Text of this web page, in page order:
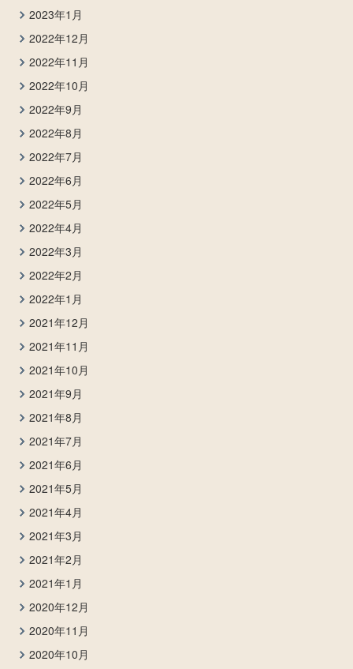
2023年1月
2022年12月
2022年11月
2022年10月
2022年9月
2022年8月
2022年7月
2022年6月
2022年5月
2022年4月
2022年3月
2022年2月
2022年1月
2021年12月
2021年11月
2021年10月
2021年9月
2021年8月
2021年7月
2021年6月
2021年5月
2021年4月
2021年3月
2021年2月
2021年1月
2020年12月
2020年11月
2020年10月